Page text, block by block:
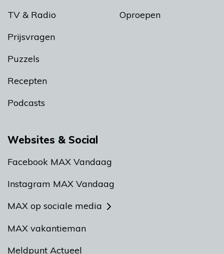
TV & Radio
Prijsvragen
Puzzels
Recepten
Podcasts
Oproepen
Websites & Social
Facebook MAX Vandaag
Instagram MAX Vandaag
MAX op sociale media
MAX vakantieman
Meldpunt Actueel